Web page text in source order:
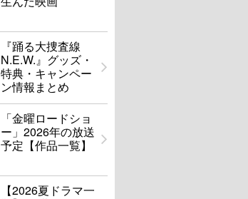
『踊る大捜査線
N.E.W.』グッズ・
特典・キャンペー
ン情報まとめ
「金曜ロードショ
ー」2026年の放送
予定【作品一覧】
【2026夏ドラマ一